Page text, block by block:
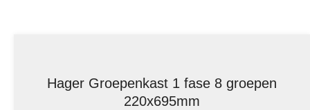
Hager Groepenkast 1 fase 8 groepen
220x695mm